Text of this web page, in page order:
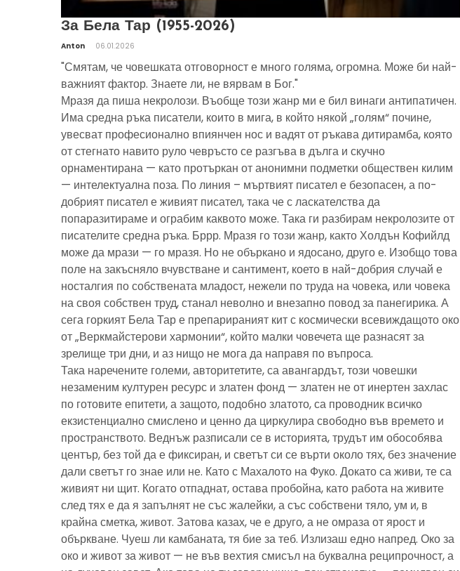
За Бела Тар (1955-2026)
Anton 06.01.2026
"Смятам, че човешката отговорност е много голяма, огромна. Може би най-
важният фактор. Знаете ли, не вярвам в Бог."
Мразя да пиша некролози. Въобще този жанр ми е бил винаги антипатичен.
Има средна ръка писатели, които в мига, в който някой „голям“ почине,
увесват професионално впиянчен нос и вадят от ръкава дитирамба, която
от стегнато навито руло чевръсто се разгъва в дълга и скучно
орнаментирана — като протъркан от анонимни подметки обществен килим
— интелектуална поза. По линия – мъртвият писател е безопасен, а по-
добрият писател е живият писател, така че с ласкателства да
попаразитираме и ограбим каквото може. Така ги разбирам некролозите от
писателите средна ръка. Бррр. Мразя го този жанр, както Холдън Кофийлд
може да мрази — го мразя. Но не объркано и ядосано, друго е. Изобщо това
поле на закъсняло вчувстване и сантимент, което в най-добрия случай е
носталгия по собствената младост, нежели по труда на човека, или човека
на своя собствен труд, станал неволно и внезапно повод за панегирика. А
сега горкият Бела Тар е препарираният кит с космически всевиждащото око
от „Веркмайстерови хармонии“, който малки човечета ще разнасят за
зрелище три дни, и аз нищо не мога да направя по въпроса.
Така наречените големи, авторитетите, са авангардът, този човешки
незаменим културен ресурс и златен фонд — златен не от инертен захлас
по готовите епитети, а защото, подобно златото, са проводник всичко
екзистенциално смислено и ценно да циркулира свободно във времето и
пространството. Веднъж разписали се в историята, трудът им обособява
център, без той да е фиксиран, и светът си се върти около тях, без значение
дали светът го знае или не. Като с Махалото на Фуко. Докато са живи, те са
живият ни щит. Когато отпаднат, остава пробойна, като работа на живите
след тях е да я запълнят не със жалейки, а със собствени тяло, ум и, в
крайна сметка, живот. Затова казах, че е друго, а не омраза от ярост и
объркване. Чуеш ли камбаната, тя бие за теб. Излизаш едно напред. Око за
око и живот за живот — не във вехтия смисъл на буквална реципрочност, а